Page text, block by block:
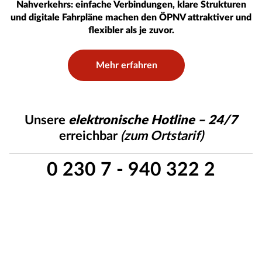
Nahverkehrs: einfache Verbindungen, klare Strukturen
und digitale Fahrpläne machen den ÖPNV attraktiver und
flexibler als je zuvor.
Mehr erfahren
Unsere elektronische Hotline – 24/7
erreichbar (zum Ortstarif)
0 230 7 - 940 322 2